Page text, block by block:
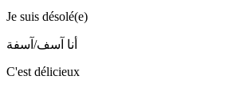
Je suis désolé(e)
أنا آسف/آسفة
C'est délicieux